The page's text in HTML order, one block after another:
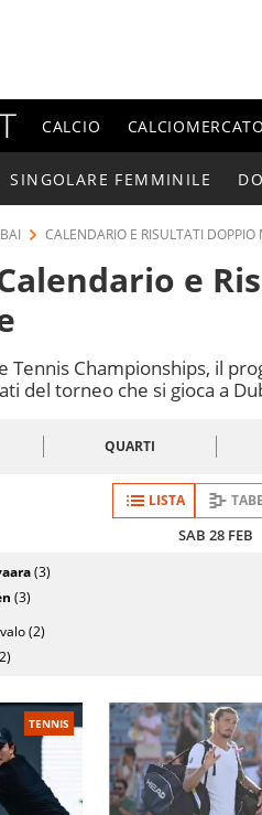
CALCIO CALCIOMERCATO
SINGOLARE FEMMINILE
CALENDARIO E RISULTATI DOPPIO
e
Tennis Championships, il
del torneo che si gioca a
QUARTI
LISTA
SAB 28 FEB
di
Stato
(3)
(3)
(2)
TENNIS